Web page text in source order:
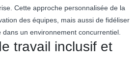
Cette approche personnalisée de la
des équipes, mais aussi de fidéliser
un environnement concurrentiel.
travail inclusif et